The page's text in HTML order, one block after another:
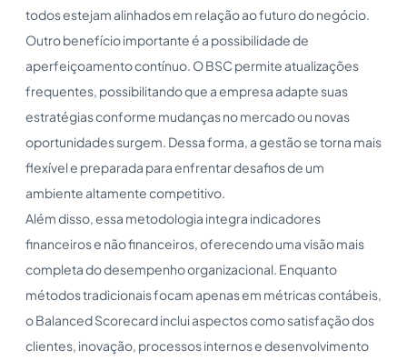
todos estejam alinhados em relação ao futuro do negócio.
Outro benefício importante é a possibilidade de
aperfeiçoamento contínuo. O BSC permite atualizações
frequentes, possibilitando que a empresa adapte suas
estratégias conforme mudanças no mercado ou novas
oportunidades surgem. Dessa forma, a gestão se torna mais
flexível e preparada para enfrentar desafios de um
ambiente altamente competitivo.
Além disso, essa metodologia integra indicadores
financeiros e não financeiros, oferecendo uma visão mais
completa do desempenho organizacional. Enquanto
métodos tradicionais focam apenas em métricas contábeis,
o Balanced Scorecard inclui aspectos como satisfação dos
clientes, inovação, processos internos e desenvolvimento